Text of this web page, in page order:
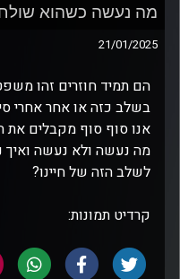
מה נעשה כשהוא
21/01/2025
הם תמיד חוזרים זהו
בשלב כזה או אחר אחרי
אנו סוף סוף מקבלים את
מה נעשה ולא נעשה ואיך
לשלב הזה של חיינו?
קרדיט תמונות: